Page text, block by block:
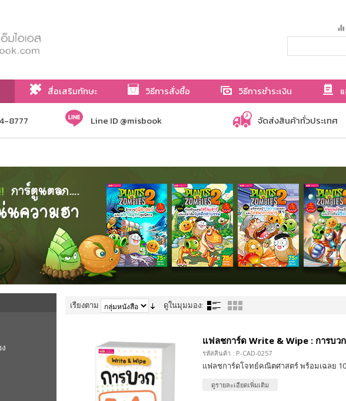
สื่อเสริมทักษะ วิธีการสั่งซื้อ วิธีการชำระเงิน
8777 Line ID @misbook จัดส่งสินค้าทั่วประเทศ
เรียงตาม ดูในมุมมอง:
แฟลชการ์ด Write & Wipe : การบวก
รหัสสินค้า : P-CAD-0257
แฟลชการ์ดโจทย์คณิตศาสตร์ พร้อมเฉลย
ดูรายละเอียดเพิ่มเติม